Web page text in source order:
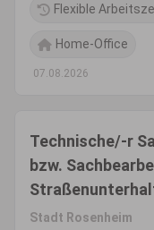
Flexible
Home-Office
07.08.2026
Technische/-r
bzw.
Stadt Rosenheim